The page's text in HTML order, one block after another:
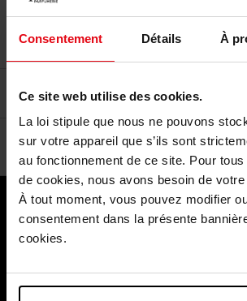
Consentement Détails À
Ce site web utilise des cookies.
La loi stipule que nous ne pouvons
sur votre appareil que s’ils sont
au fonctionnement de ce site. Pour
de cookies, nous avons besoin de
À tout moment, vous pouvez modifier
consentement dans la présente
cookies.
Tri
À propos de nous
Nos services